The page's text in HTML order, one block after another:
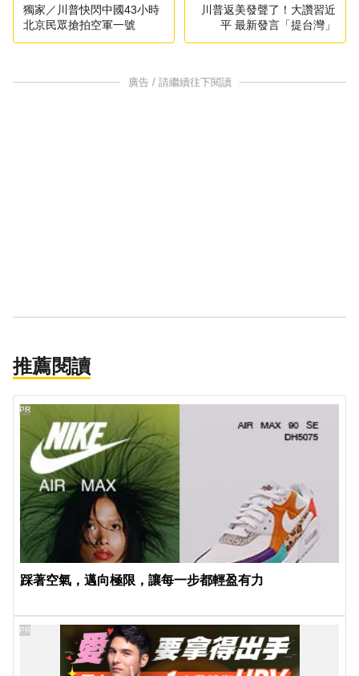
獨家／川普快閃中國43小時
北京民眾搶拍空軍一號
川普返美發聲了！大讚習近
平 最新發言「提台灣」
廣告 / 請繼續往下閱讀
推薦閱讀
踩著空氣，邁向極限，讓每一步都輕盈有力
PR
PR